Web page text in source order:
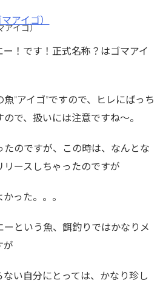
イゴ）
！です！正式名称？はゴマアイ
”アイゴ”ですので、ヒレにばっち
で、扱いには注意ですね～。
たのですが、この時は、なんとな
リースしちゃったのですが
った。。。
ーという魚、餌釣りではかなりメ
が
い自分にとっては、かなり珍し